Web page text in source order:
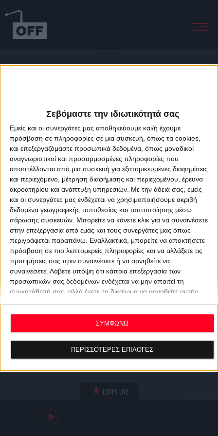
Σεβόμαστε την ιδιωτικότητά σας
Εμείς και οι συνεργάτες μας αποθηκεύουμε και/ή έχουμε
πρόσβαση σε πληροφορίες σε μια συσκευή, όπως τα cookies,
και επεξεργαζόμαστε προσωπικά δεδομένα, όπως μοναδικοί
αναγνωριστικοί και προσαρμοσμένες πληροφορίες που
αποστέλλονται από μια συσκευή για εξατομικευμένες διαφημίσεις
και περιεχόμενο, μέτρηση διαφήμισης και περιεχομένου, έρευνα
ακροατηρίου και ανάπτυξη υπηρεσιών. Με την άδειά σας, εμείς
και οι συνεργάτες μας ενδέχεται να χρησιμοποιήσουμε ακριβή
δεδομένα γεωγραφικής τοποθεσίας και ταυτοποίησης μέσω
σάρωσης συσκευών. Μπορείτε να κάνετε κλικ για να συναινέσετε
στην επεξεργασία από εμάς και τους συνεργάτες μας όπως
περιγράφεται παραπάνω. Εναλλακτικά, μπορείτε να αποκτήσετε
πρόσβαση σε πιο λεπτομερείς πληροφορίες και να αλλάξετε τις
προτιμήσεις σας πριν συναινέσετε ή να αρνηθείτε να
συναινέσετε. Λάβετε υπόψη ότι κάποια επεξεργασία των
προσωπικών σας δεδομένων ενδέχεται να μην απαιτεί τη
συγκατάθεσή σας, αλλά έχετε το δικαίωμα να αρνηθείτε αυτήν
ανακαλέσετε τη συγκατάθεσή σας ανά πάσα στιγμή
επιστρέφοντας σε αυτόν τον ιστότοπο και κάνοντας κλικ στο
κουμπί "Απορρήτου" στο κάτω μέρος της ιστοσελίδας.
ΠΕΡΙΣΣΟΤΕΡΕΣ ΕΠΙΛΟΓΕΣ
ΣΥΜΦΩΝΩ
LISTEN LIVE
About Offradio Business Class Terms & Conditions
Privacy Policy
Designed & developed byporcupine colors&Fotis Alexandrou